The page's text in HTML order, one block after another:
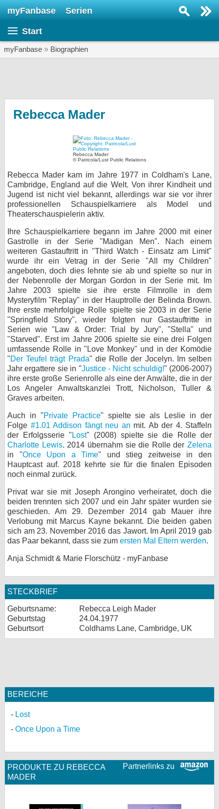
myFanbase Serien
Start
myFanbase » Biographien
Rebecca Mader
Rebecca Mader
© Patricola/Lust Public Relations
Rebecca Mader kam im Jahre 1977 in Coldham's Lane,
Cambridge, England auf die Welt. Von ihrer Kindheit und
Jugend ist nicht viel bekannt, allerdings war sie vor ihrer
professionellen Schauspielkarriere als Model und
Theaterschauspielerin aktiv.
Ihre Schauspielkarriere begann im Jahre 2000 mit einer
Gastrolle in der Serie "Madigan Men". Nach einem
weiteren Gastauftritt in "Third Watch - Einsatz am Limit"
wurde ihr ein Vetrag in der Serie "All my Children"
angeboten, doch dies lehnte sie ab und spielte so nur in
der Nebenrolle der Morgan Gordon in der Serie mit. Im
Jahre 2003 spielte sie ihre erste Filmrolle in dem
Mysteryfilm "Replay" in der Hauptrolle der Belinda Brown.
Ihre erste mehrfolgige Rolle spielte sie 2003 in der Serie
"Springfield Story", wieder folgten nur Gastauftritte in
Serien wie "Law & Order: Trial by Jury", "Stella" und
"Starved". Erst im Jahre 2006 spielte sie eine drei Folgen
umfassende Rolle in "Love Monkey" und in der Komödie
"Der Teufel trägt Prada" die Rolle der Jocelyn. Im selben
Jahr ergattere sie in "Justice - Nicht schuldig!" (2006-2007)
ihre erste große Serienrolle als eine der Anwälte, die in der
Los Angeler Anwaltskanzlei Trott, Nicholson, Tuller &
Graves arbeiten.
Auch in "Private Practice" spielte sie als Leslie in der
Folge #1.01 Addison fängt neu an mit. Ab der 4. Staffeln
der Erfolgsserie " Lost" (2008) spielte sie die Rolle der
Charlotte Lewis. 2014 übernahm sie die Rolle der Zelena
in "Once Upon a Time" und stieg zeitweise in den
Hauptcast auf. 2018 kehrte sie für die finalen Episoden
noch einmal zurück.
Privat war sie mit Joseph Arongino verheiratet, doch die
beiden trennten sich 2007 und ein Jahr später wurden sie
geschieden. Am 29. Dezember 2014 gab Mauer ihre
Verlobung mit Marcus Kayne bekannt. Die beiden gaben
sich am 23. November 2016 das Jawort. Im April 2019 gab
das Paar bekannt, dass sie zum ersten Mal Eltern werden.
Anja Schmidt & Marie Florschütz - myFanbase
STECKBRIEF
Geburtsname:
Rebecca Leigh Mader
Geburtstag
24.04.1977
Geburtsort
Coldhams Lane, Cambridge, UK
BEREICHE
Lost
Once Upon a Time
Partnerlinks zu
PRODUKTE ZU REBECCA
MADER
KULTUR
Specials
SERVICE
Gewinnspiele
Forum
bei X
bei Facebook
Kontakt
Nutzungsbedingungen
Datenschutz
Cookie-Einstellungen
Impressum
Desktop-Ansicht